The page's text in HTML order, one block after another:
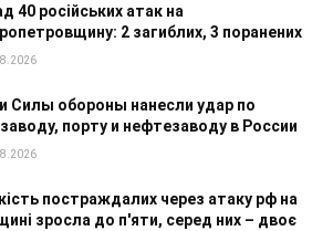
40 російських атак на
2 загиблих, 3 поранених
Силы обороны нанесли удар по
порту и нефтезаводу в России
постраждалих через атаку рф на
зросла до п'яти, серед них – двоє